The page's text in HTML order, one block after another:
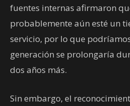
fuentes internas afirmaron
probablemente aún esté un
servicio, por lo que
generación se prolongaría
dos años más.
Sin embargo, el